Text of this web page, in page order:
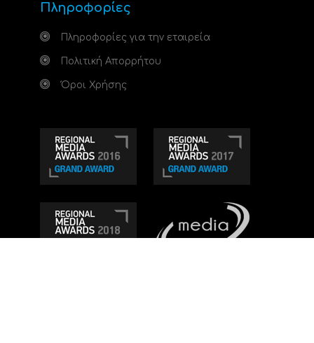
Πληροφορίες
Πληροφορίες για την εταιρεία
Πολιτική Απορρήτου
Όροι Χρήσης